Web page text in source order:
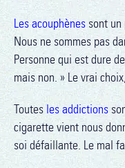
Les acouphènessont un
Nous ne sommes pas
Personne qui est dure
mais non. » Le vrai
Toutes les addictions
cigarette vient nous
soi défaillante. Le mal